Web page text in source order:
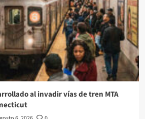
al invadir vías de tren MTA